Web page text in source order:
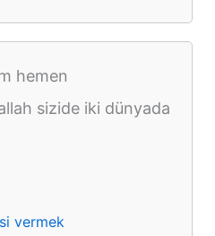
hemen
sizide iki dünyada
vermek